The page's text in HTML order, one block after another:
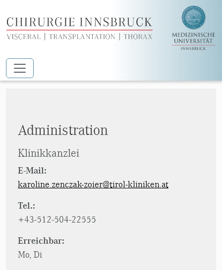
Zum Hauptinhalt springen
Zenczak-Zoier Karoline
Administration
Klinikkanzlei
E-Mail:
karoline.zenczak-zoier@tirol-kliniken.at
Tel.:
+43-512-504-22555
Erreichbar:
Mo, Di